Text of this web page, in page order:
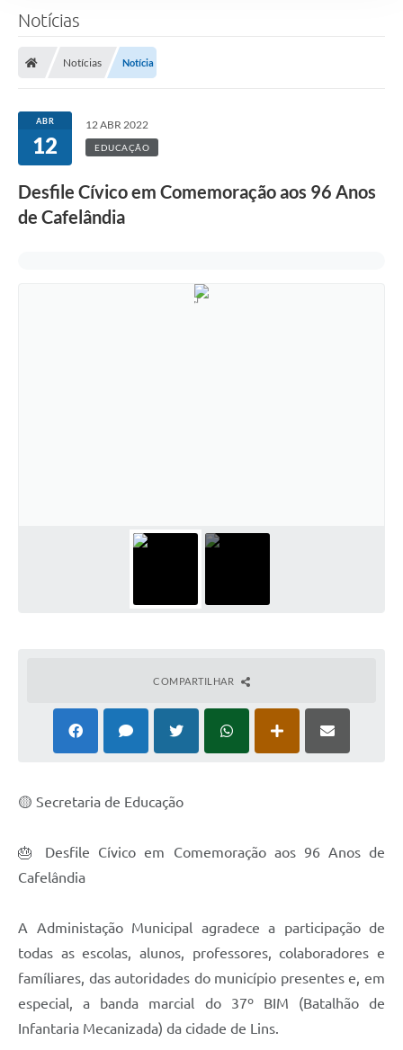
Notícias
Notícias Notícia
ABR
12
12 ABR 2022
EDUCAÇÃO
Desfile Cívico em Comemoração aos 96 Anos
de Cafelândia
COMPARTILHAR
🟡 Secretaria de Educação
🎂 Desfile Cívico em Comemoração aos 96 Anos de
Cafelândia
A Administação Municipal agradece a participação de
todas as escolas, alunos, professores, colaboradores e
famíliares, das autoridades do município presentes e, em
especial, a banda marcial do 37º BIM (Batalhão de
Infantaria Mecanizada) da cidade de Lins.